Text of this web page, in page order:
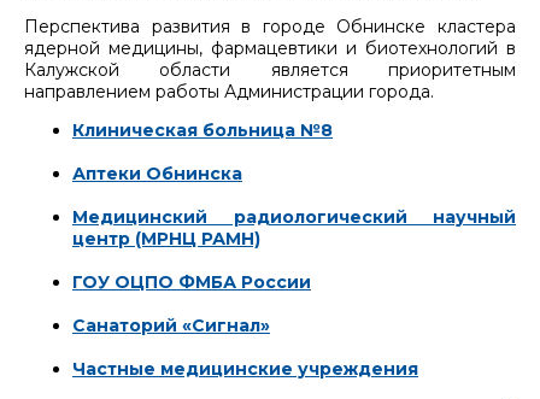
Перспектива развития в городе Обнинске кластера
ядерной медицины, фармацевтики и биотехнологий в
Калужской области является приоритетным
направлением работы Администрации города.
Клиническая больница №8
Аптеки Обнинска
Медицинский радиологический научный
центр (МРНЦ РАМН)
ГОУ ОЦПО ФМБА России
Санаторий «Сигнал»
Частные медицинские учреждения